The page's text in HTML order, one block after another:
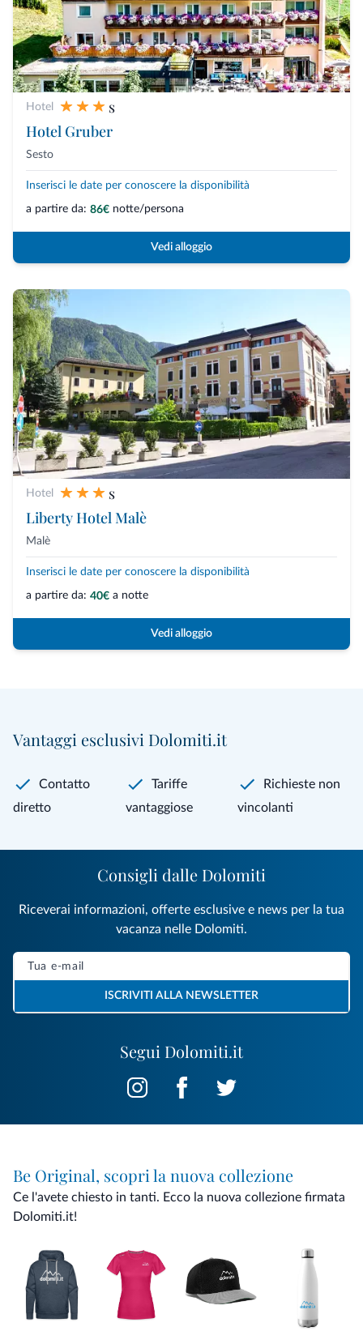
Hotel
s
Hotel Gruber
Sesto
Inserisci le date per conoscere la disponibilità
a partire da: 86€ notte/persona
Vedi alloggio
Hotel
s
Liberty Hotel Malè
Malè
Inserisci le date per conoscere la disponibilità
a partire da: 40€ a notte
Vedi alloggio
Vantaggi esclusivi Dolomiti.it
Contatto
diretto
Tariffe
vantaggiose
Richieste non
vincolanti
Segui Dolomiti.it
Consigli dalle Dolomiti
Riceverai informazioni, offerte esclusive e news per la tua
vacanza nelle Dolomiti.
ISCRIVITI ALLA NEWSLETTER
Be Original, scopri la nuova collezione
Ce l'avete chiesto in tanti. Ecco la nuova collezione firmata
Dolomiti.it!